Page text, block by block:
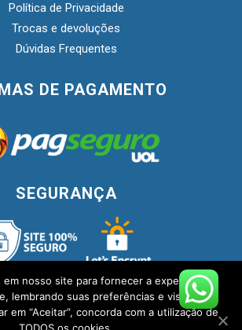
Política de Privacidade
Trocas e devoluções
Dúvidas Frequentes
DE PAGAMENTO
SEGURANÇA
em nosso site para fornecer a experiência
lembrando suas preferências e visitas
em “Aceitar”, concorda com a utilização de